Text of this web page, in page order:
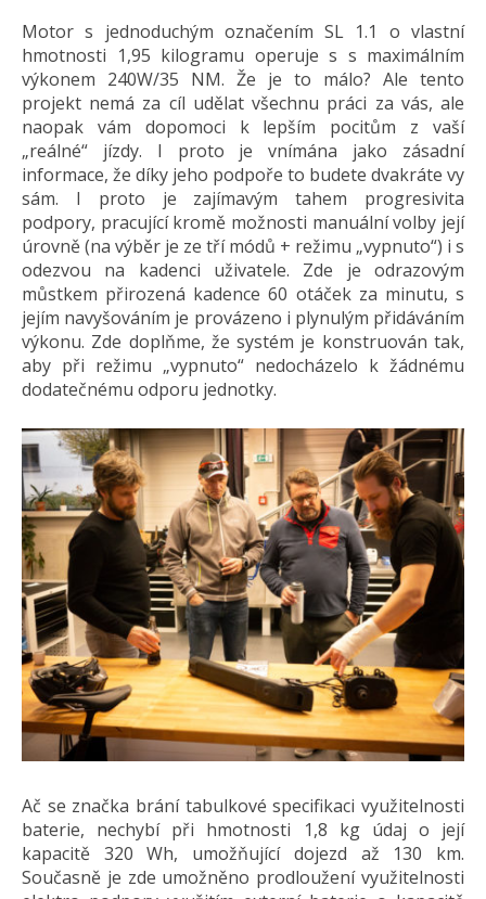
Motor s jednoduchým označením SL 1.1 o vlastní
hmotnosti 1,95 kilogramu operuje s s maximálním
výkonem 240W/35 NM. Že je to málo? Ale tento
projekt nemá za cíl udělat všechnu práci za vás, ale
naopak vám dopomoci k lepším pocitům z vaší
„reálné“ jízdy. I proto je vnímána jako zásadní
informace, že díky jeho podpoře to budete dvakráte vy
sám. I proto je zajímavým tahem progresivita
podpory, pracující kromě možnosti manuální volby její
úrovně (na výběr je ze tří módů + režimu „vypnuto“) i s
odezvou na kadenci uživatele. Zde je odrazovým
můstkem přirozená kadence 60 otáček za minutu, s
jejím navyšováním je provázeno i plynulým přidáváním
výkonu. Zde doplňme, že systém je konstruován tak,
aby při režimu „vypnuto“ nedocházelo k žádnému
dodatečnému odporu jednotky.
Ač se značka brání tabulkové specifikaci využitelnosti
baterie, nechybí při hmotnosti 1,8 kg údaj o její
kapacitě 320 Wh, umožňující dojezd až 130 km.
Současně je zde umožněno prodloužení využitelnosti